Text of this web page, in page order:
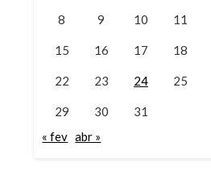
8 9 10 11
15 16 17 18
22 23 24 25
29 30
31
« fev abr »